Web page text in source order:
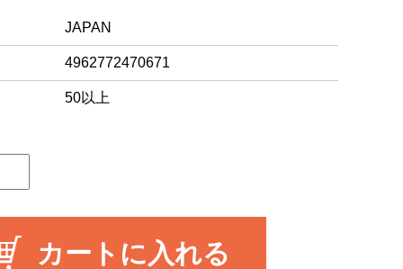
JAPAN
4962772470671
50以上
カートに入れる